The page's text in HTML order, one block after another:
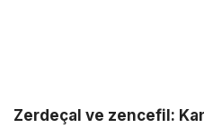
Zerdeçal ve zencefil: